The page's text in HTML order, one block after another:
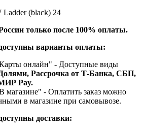
(black) 24
только после 100% оплаты.
варианты оплаты:
онлайн" - Доступные виды
Рассрочка от Т-Банка, СБП,
Pay.
магазине" - Оплатить заказ можно
в магазине при самовывозе.
доставки: